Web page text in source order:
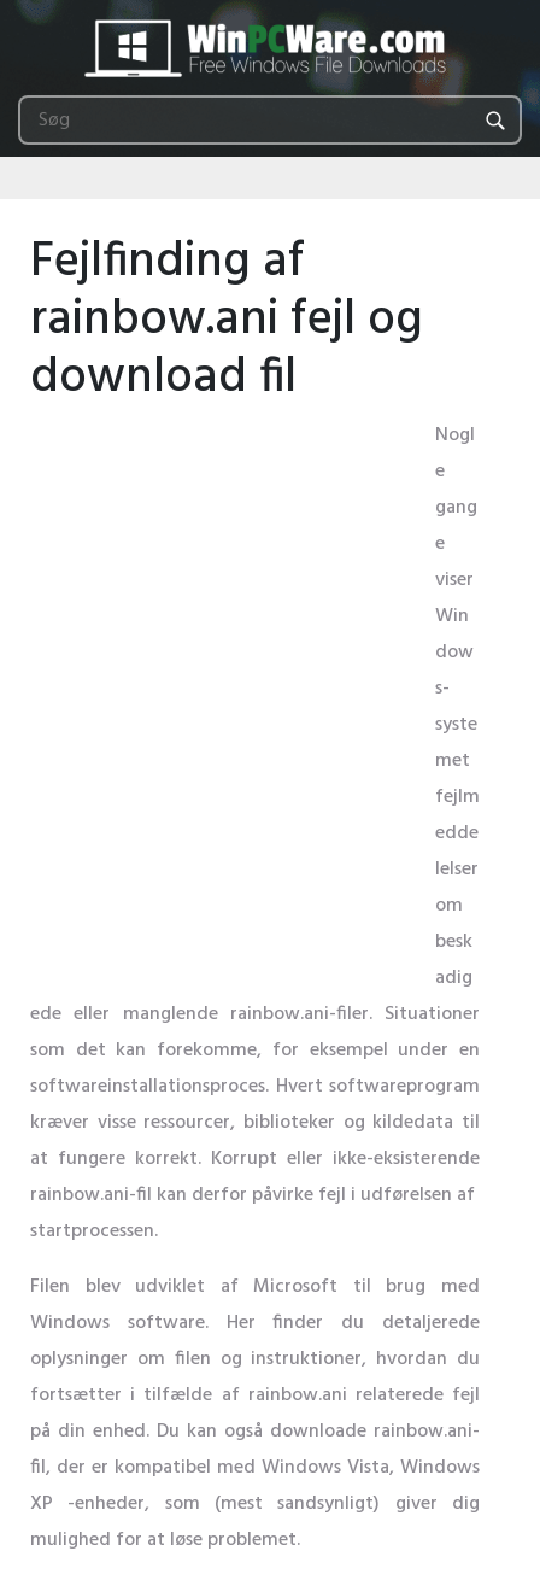
Fejlfinding af
rainbow.ani fejl og
download fil
Nogl
e
gang
e
viser
Win
dow
s-
syste
met
fejlm
edde
lelser
om
besk
adig
ede eller manglende rainbow.ani-filer. Situationer
som det kan forekomme, for eksempel under en
softwareinstallationsproces. Hvert softwareprogram
kræver visse ressourcer, biblioteker og kildedata til
at fungere korrekt. Korrupt eller ikke-eksisterende
rainbow.ani-fil kan derfor påvirke fejl i udførelsen af ​​
startprocessen.
Filen blev udviklet af Microsoft til brug med
Windows software. Her finder du detaljerede
oplysninger om filen og instruktioner, hvordan du
fortsætter i tilfælde af rainbow.ani relaterede fejl
på din enhed. Du kan også downloade rainbow.ani-
fil, der er kompatibel med Windows Vista, Windows
XP -enheder, som (mest sandsynligt) giver dig
mulighed for at løse problemet.